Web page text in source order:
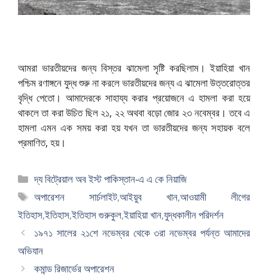
আমরা ভারতীয়দের জন্য বিস্তর ঝামেলা সৃষ্টি করছিলাম। ইয়াহিয়া খান
পশ্চিম রণাঙ্গনে যুদ্ধ শুরু না করলে ভারতীয়দের জন্য এ ঝামেলা উত্তরোত্তর
বৃদ্ধি পেতো। আমাদেরকে সাহায্য করার প্রয়োজনে এ হামলা করা হয়ে
থাকলে তা করা উচিত ছিল ২১, ২২ অথবা বড়ো জোর ২৩ নবেম্বর। তবে এ
হামলা এমন এক সময় করা হয় যখন তা ভারতীয়দের জন্য সহায়ক বলে
প্রমাণিত, হয়।
বিভাগ
সমূহ
দ্য বিট্রেয়াল অব ইস্ট পাকিস্তান-এ এ কে নিয়াজি
ট্যাগ
সমূহ
অপারেশন সার্চলাইট,আইয়ুব খান,আওয়ামী লীগের
ইতিহাস,ইতিহাস,ইতিহাস গুরুকুল,ইয়াহিয়া খান,যুদ্ধকালীন পরিদর্শন
১৯৭১ সালের ২১শে নভেম্বর থেকে ৩রা নভেম্বর পর্যন্ত আমাদের
অভিযান
কমান্ড রিজার্ভের অপারেশন